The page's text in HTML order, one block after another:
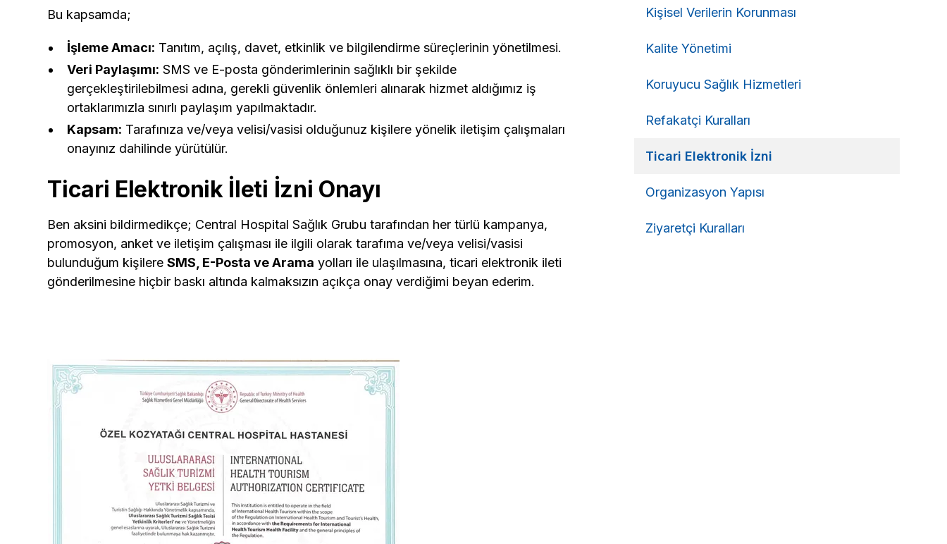
Bu kapsamda;
İşleme Amacı: Tanıtım, açılış, davet, etkinlik ve bilgilendirme süreçlerinin yönetilmesi.
Veri Paylaşımı: SMS ve E-posta gönderimlerinin sağlıklı bir şekilde
gerçekleştirilebilmesi adına, gerekli güvenlik önlemleri alınarak hizmet aldığımız iş
ortaklarımızla sınırlı paylaşım yapılmaktadır.
Kapsam: Tarafınıza ve/veya velisi/vasisi olduğunuz kişilere yönelik iletişim çalışmaları
onayınız dahilinde yürütülür.
Ticari Elektronik İleti İzni Onayı
Ben aksini bildirmedikçe; Central Hospital Sağlık Grubu tarafından her türlü kampanya,
promosyon, anket ve iletişim çalışması ile ilgili olarak tarafıma ve/veya velisi/vasisi
bulunduğum kişilereSMS, E-Posta ve Arama yolları ile ulaşılmasına, ticari elektronik ileti
gönderilmesine hiçbir baskı altında kalmaksızın açıkça onay verdiğimi beyan ederim.
Kişisel Verilerin Korunması
Kalite Yönetimi
Koruyucu Sağlık Hizmetleri
Refakatçi Kuralları
Ticari Elektronik İzni
Organizasyon Yapısı
Ziyaretçi Kuralları